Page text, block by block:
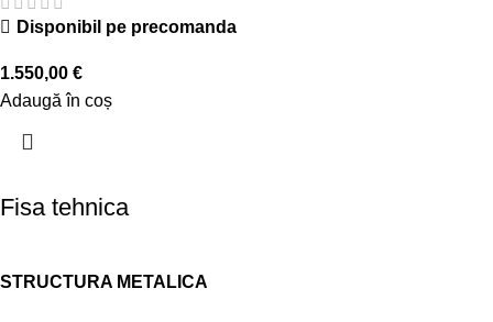
Disponibil pe precomanda
1.550,00 €
Adaugă în coș
Fisa tehnica
STRUCTURA METALICA